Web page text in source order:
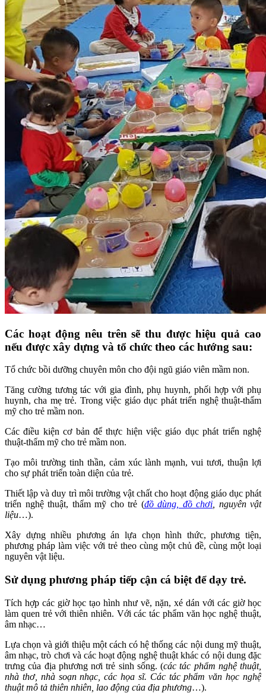
Các hoạt động nêu trên sẽ thu được hiệu quả cao
nếu được xây dựng và tổ chức theo các hướng sau:
Tổ chức bồi dưỡng chuyên môn cho đội ngũ giáo viên mầm non.
Tăng cường tương tác với gia đình, phụ huynh, phối hợp với phụ
huynh, cha mẹ trẻ. Trong việc giáo dục phát triển nghệ thuật-thẩm
mỹ cho trẻ mầm non.
Các điều kiện cơ bản để thực hiện việc giáo dục phát triển nghệ
thuật-thẩm mỹ cho trẻ mầm non.
Tạo môi trường tinh thần, cảm xúc lành mạnh, vui tươi, thuận lợi
cho sự phát triển toàn diện của trẻ.
Thiết lập và duy trì môi trường vật chất cho hoạt động giáo dục phát
triển nghệ thuật, thẩm mỹ cho trẻ (đồ dùng, đồ chơi, nguyên vật
liệu…).
Xây dựng nhiều phương án lựa chọn hình thức, phương tiện,
phương pháp làm việc với trẻ theo cùng một chủ đề, cùng một loại
nguyên vật liệu.
Sử dụng phương pháp tiếp cận cá biệt để dạy trẻ.
Tích hợp các giờ học tạo hình như vẽ, nặn, xé dán với các giờ học
làm quen trẻ với thiên nhiên. Với các tác phẩm văn học nghệ thuật,
âm nhạc…
Lựa chọn và giới thiệu một cách có hệ thống các nội dung mỹ thuật,
âm nhạc, trò chơi và các hoạt động nghệ thuật khác có nội dung đặc
trưng của địa phương nơi trẻ sinh sống. (các tác phẩm nghệ thuật,
nhà thơ, nhà soạn nhạc, các họa sĩ. Các tác phẩm văn học nghệ
thuật mô tả thiên nhiên, lao động của địa phương…).